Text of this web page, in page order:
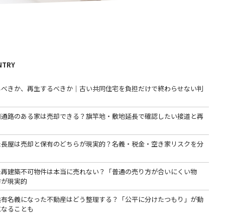
きか、再生するべきか｜古い共同住宅を負担だけで終わらせない判
通路のある家は売却できる？旗竿地・敷地延長で確認したい接道と再
屋は売却と保有のどちらが現実的？名義・税金・空き家リスクを分
建築不可物件は本当に売れない？「普通の売り方が合いにくい物
現実的
名義になった不動産はどう整理する？「公平に分けたつもり」が動
ることも